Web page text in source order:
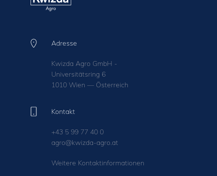
Adresse
Kwizda Agro GmbH -
Universitätsring 6
1010 Wien — Österreich
Kontakt
+43 5 99 77 40 0
agro@kwizda-agro.at
Weitere Kontaktinformationen